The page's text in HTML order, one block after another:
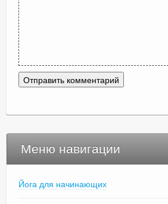
Меню навигации
Йога для начинающих